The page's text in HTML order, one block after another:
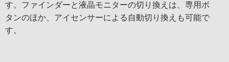
す。ファインダーと液晶モニターの切り換えは、専用ボ
タンのほか、アイセンサーによる自動切り換えも可能で
す。